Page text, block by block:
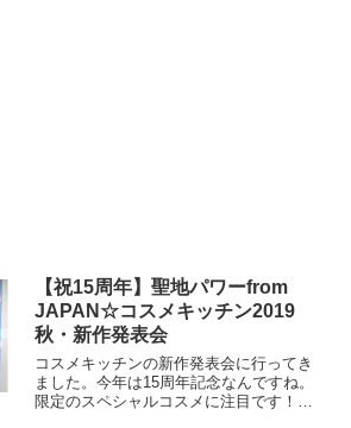
【祝15周年】聖地パワーfrom
JAPAN☆コスメキッチン2019
秋・新作発表会
コスメキッチンの新作発表会に行ってき
ました。今年は15周年記念なんですね。
限定のスペシャルコスメに注目です！聖